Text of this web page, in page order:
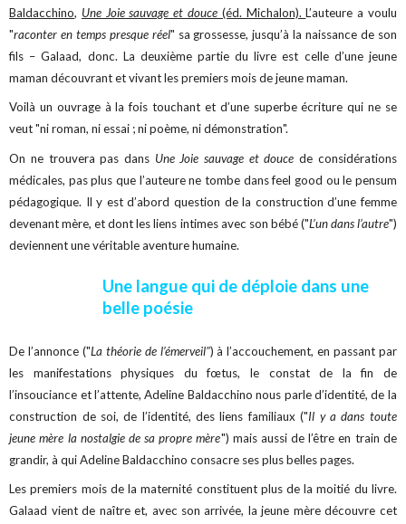
Baldacchino, Une Joie sauvage et douce (éd. Michalon).L’auteure a voulu
"raconter en temps presque réel" sa grossesse, jusqu’à la naissance de son
fils – Galaad, donc. La deuxième partie du livre est celle d’une jeune
maman découvrant et vivant les premiers mois de jeune maman.
Voilà un ouvrage à la fois touchant et d’une superbe écriture qui ne se
veut "ni roman, ni essai ; ni poème, ni démonstration".
On ne trouvera pas dans Une Joie sauvage et douce de considérations
médicales, pas plus que l’auteure ne tombe dans feel good ou le pensum
pédagogique. Il y est d’abord question de la construction d’une femme
devenant mère, et dont les liens intimes avec son bébé ("L’un dans l’autre")
deviennent une véritable aventure humaine.
Une langue qui de déploie dans une
belle poésie
De l’annonce ("La théorie de l’émerveil") à l’accouchement, en passant par
les manifestations physiques du fœtus, le constat de la fin de
l’insouciance et l’attente, Adeline Baldacchino nous parle d’identité, de la
construction de soi, de l’identité, des liens familiaux ("Il y a dans toute
jeune mère la nostalgie de sa propre mère") mais aussi de l’être en train de
grandir, à qui Adeline Baldacchino consacre ses plus belles pages.
Les premiers mois de la maternité constituent plus de la moitié du livre.
Galaad vient de naître et, avec son arrivée, la jeune mère découvre cet